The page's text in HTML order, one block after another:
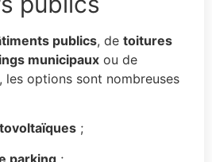
publics, de toitures
municipaux ou de
, les options sont nombreuses
;
parking ;